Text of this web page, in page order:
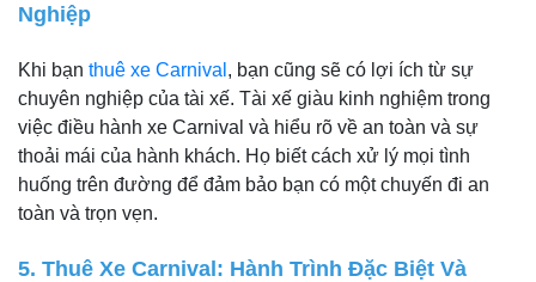
Nghiệp
Khi bạn thuê xe Carnival , bạn cũng sẽ có lợi ích từ sự
chuyên nghiệp của tài xế. Tài xế giàu kinh nghiệm trong
việc điều hành xe Carnival và hiểu rõ về an toàn và sự
thoải mái của hành khách. Họ biết cách xử lý mọi tình
huống trên đường để đảm bảo bạn có một chuyến đi an
toàn và trọn vẹn.
5. Thuê Xe Carnival: Hành Trình Đặc Biệt Và